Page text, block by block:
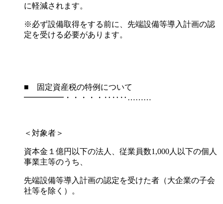
に軽減されます。
※必ず設備取得をする前に、先端設備等導入計画の認
定を受ける必要があります。
■ 固定資産税の特例について
━━━━━・・・・・‥‥‥………
＜対象者＞
資本金１億円以下の法人、従業員数1,000人以下の個人
事業主等のうち、
先端設備等導入計画の認定を受けた者（大企業の子会
社等を除く）。